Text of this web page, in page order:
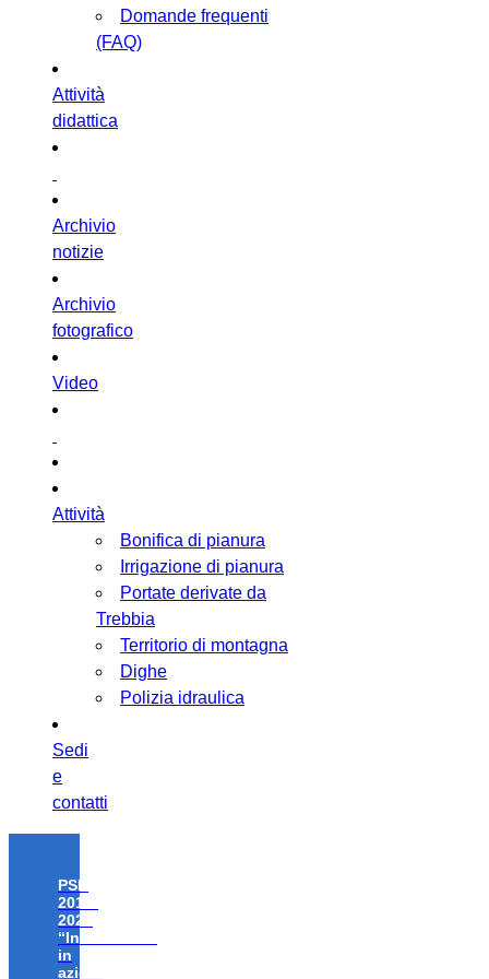
Domande frequenti
(FAQ)
Attività
didattica
Archivio
notizie
Archivio
fotografico
Video
Attività
Bonifica di pianura
Irrigazione di pianura
Portate derivate da
Trebbia
Territorio di montagna
Dighe
Polizia idraulica
Sedi
e
contatti
PSR
2014-
2020
“Investimenti
in
azioni